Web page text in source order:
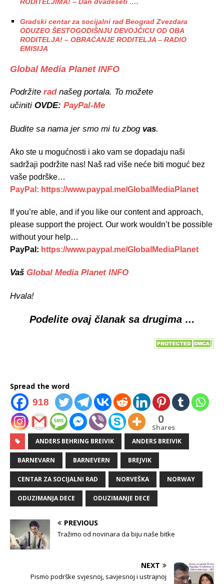
Gradski centar za socijalni rad Beograd Zvezdara
ODUZEO ŠESTOGODIŠNJU DEVOJČICU OD OBA
RODITELJA! – OBRAĆANJE RODITELJA – RADIO
EMISIJA
Global Media Planet INFO
Podržite rad našeg portala. To možete
učiniti OVDE: PayPal-Me
Budite sa nama jer smo mi tu zbog vas.
Ako ste u mogućnosti i ako vam se dopadaju naši
sadržaji podržite nas! Naš rad više neće biti moguć bez
vaše podrške…
PayPal: https://www.paypal.me/GlobalMediaPlanet
If you’re able, and if you like our content and approach,
please support the project. Our work wouldn’t be possible
without your help…
PayPal: https://www.paypal.me/GlobalMediaPlanet
Vaš Global Media Planet INFO
Hvala!
Podelite ovaj članak sa drugima …
Spread the word
918
0
Shares
ANDERS BEHRING BREIVIK ANDERS BREIVIK
BARNEVARN BARNEVERN BREJVIK
CENTAR ZA SOCIJALNI RAD NORVEŠKA NORWAY
ODUZIMANJA DECE ODUZIMANJE DECE
PREVIOUS
Tražimo od novinara da biju naše bitke
NEXT
Pismo podrške svjesnoj, savjesnoj i ustrajnoj